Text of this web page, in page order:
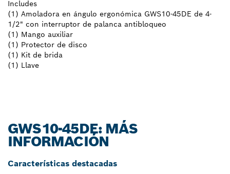
Includes
(1) Amoladora en ángulo ergonómica GWS10-45DE de 4-
1/2" con interruptor de palanca antibloqueo
(1) Mango auxiliar
(1) Protector de disco
(1) Kit de brida
(1) Llave
GWS10-45DE: MÁS
INFORMACIÓN
Características destacadas